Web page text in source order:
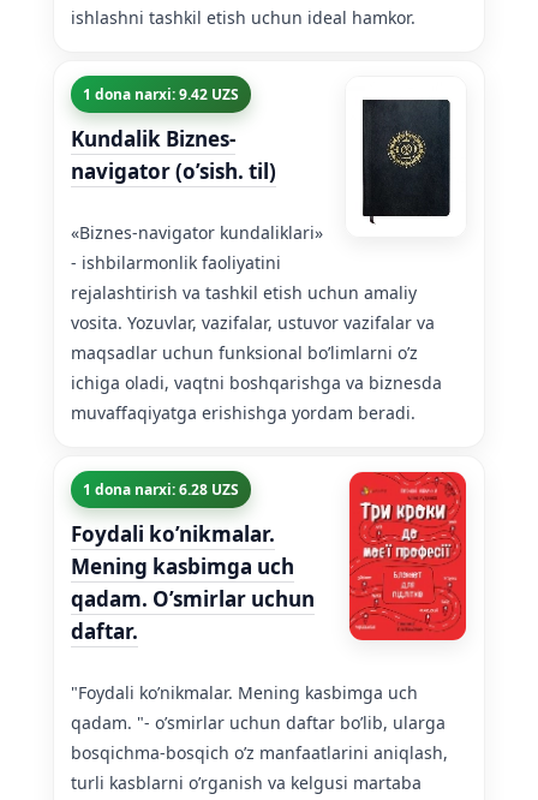
ishlashni tashkil etish uchun ideal hamkor.
1 dona narxi: 9.42 UZS
Kundalik Biznes-
navigator (o’sish. til)
«Biznes-navigator kundaliklari»
- ishbilarmonlik faoliyatini
rejalashtirish va tashkil etish uchun amaliy
vosita. Yozuvlar, vazifalar, ustuvor vazifalar va
maqsadlar uchun funksional bo’limlarni o’z
ichiga oladi, vaqtni boshqarishga va biznesda
muvaffaqiyatga erishishga yordam beradi.
1 dona narxi: 6.28 UZS
Foydali ko’nikmalar.
Mening kasbimga uch
qadam. O’smirlar uchun
daftar.
"Foydali ko’nikmalar. Mening kasbimga uch
qadam. "- o’smirlar uchun daftar bo’lib, ularga
bosqichma-bosqich o’z manfaatlarini aniqlash,
turli kasblarni o’rganish va kelgusi martaba